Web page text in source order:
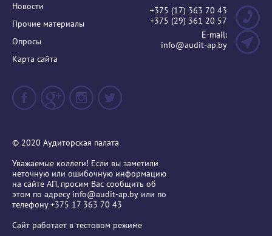
Новости
Прочие материалы
Опросы
Карта сайта
+375 (17) 363 70 43
+375 (29) 361 20 57
E-mail:
info@audit-ap.by
© 2020 Аудиторская палата
Уважаемые коллеги! Если вы заметили
неточную или ошибочную информацию
на сайте АП, просим Вас сообщить об
этом по адресу info@audit-ap.by или по
телефону +375 17 363 70 43
Сайт работает в тестовом режиме